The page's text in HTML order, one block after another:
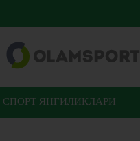
СПОРТ ЯНГИЛИКЛАРИ